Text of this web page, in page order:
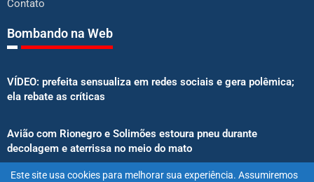
Contato
Bombando na Web
VÍDEO: prefeita sensualiza em redes sociais e gera polêmica;
ela rebate as críticas
Avião com Rionegro e Solimões estoura pneu durante
decolagem e aterrissa no meio do mato
Este site usa cookies para melhorar sua experiência. Assumiremos